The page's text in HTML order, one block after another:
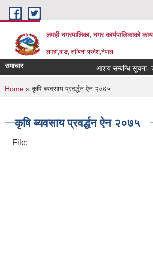
Skip to main content
लमही नगरपालिका, नगर कार्यपालिकाको
लमही,दाङ, लुम्बिनी प्रदेश,नेपाल
समाचार आशय सम्बन्धि सूचना-
You are here
Home » कृषि ब्यवसाय प्रवर्द्धन ऐन २०७५
कृषि ब्यवसाय प्रवर्द्धन ऐन २०७५
File: